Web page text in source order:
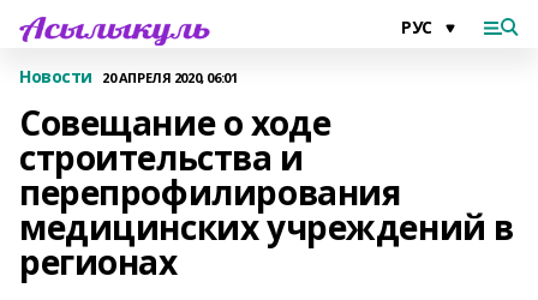
Новости 20 АПРЕЛЯ 2020, 06:01
Совещание о ходе
строительства и
перепрофилирования
медицинских учреждений в
регионах